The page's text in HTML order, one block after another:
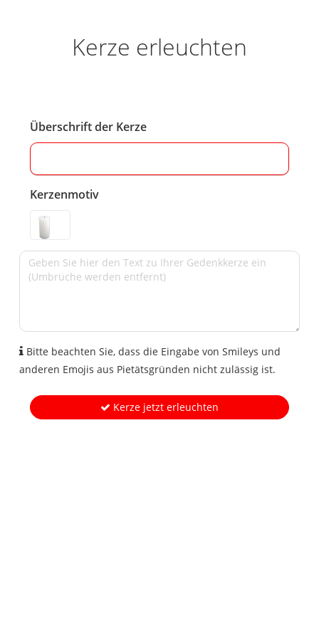
Kerze erleuchten
Überschrift der Kerze
Kerzenmotiv
Bitte beachten Sie, dass die Eingabe von Smileys und
anderen Emojis aus Pietätsgründen nicht zulässig ist.
Kerze jetzt erleuchten